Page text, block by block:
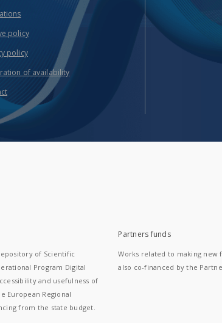
policy
policy
of availability
of Scientific
Program Digital
and usefulness of
European Regional
from the state budget.
Partners funds
Works related to making new
also co-financed by the